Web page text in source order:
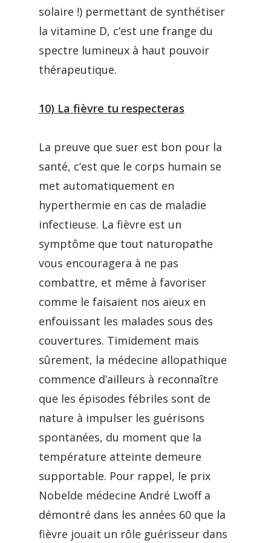
solaire !) permettant de synthétiser
la vitamine D, c’est une frange du
spectre lumineux à haut pouvoir
thérapeutique.
10) La fièvre tu respecteras
La preuve que suer est bon pour la
santé, c’est que le corps humain se
met automatiquement en
hyperthermie en cas de maladie
infectieuse. La fièvre est un
symptôme que tout naturopathe
vous encouragera à ne pas
combattre, et même à favoriser
comme le faisaient nos aïeux en
enfouissant les malades sous des
couvertures. Timidement mais
sûrement, la médecine allopathique
commence d’ailleurs à reconnaître
que les épisodes fébriles sont de
nature à impulser les guérisons
spontanées, du moment que la
température atteinte demeure
supportable. Pour rappel, le prix
Nobelde médecine André Lwoff a
démontré dans les années 60 que la
fièvre jouait un rôle guérisseur dans